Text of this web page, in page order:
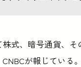
式、暗号通貨、
が報じている